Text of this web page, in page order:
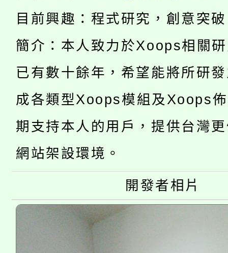
代理(課)教師甄選結果(
「2026金融保險知識
車」活動
桃園市115學年度學生
生本土語及新住民語歌
公告本校115學年度第
代理(課)教師甄選結果(
公告本校115學年度第
代理(課)教師甄選結果(
轉知中國文化大學推廣
《TA101》溝通分析基
程，歡迎學生輔導中心
心理、諮商輔導、社會
系所師生報名參加。
轉知苗栗縣政府辦理
縣市「校園短影音徵選
門員」簡章及活動海報
踴躍報名參加。
桃園市115學年度學生
「桃園市補助參觀特色
展演活動實施計畫」
115年度「教育部表揚
義教育推展貢獻獎」
目前興趣：程式研究，創意突
簡介：本人致力於Xoops相關
已有數十餘年，希望能將所研
成各類型Xoops模組及Xoops
期支持本人的用戶，提供台灣
網站架設環境。
開發者相片